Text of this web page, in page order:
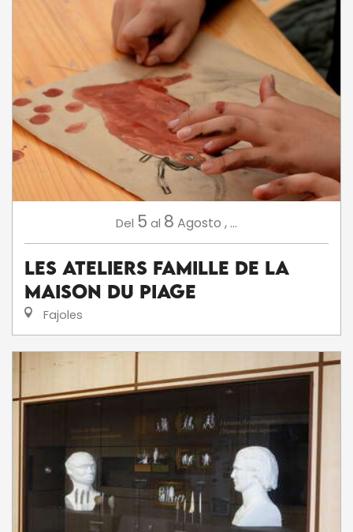
Del 5 al 8 Agosto , ...
Les ateliers famille de la
Maison du Piage
Fajoles